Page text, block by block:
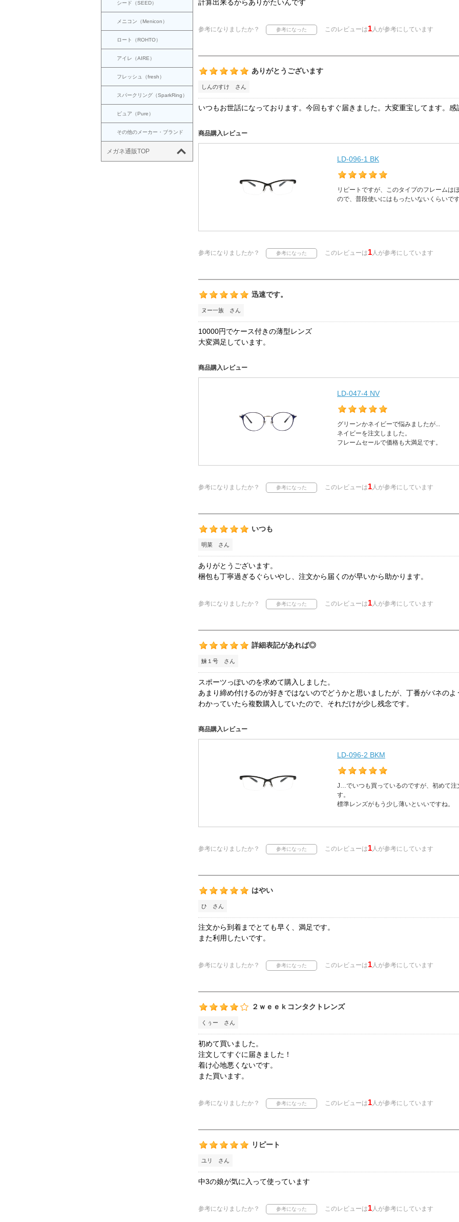
シード（SEED）
メニコン（Menicon）
ロート（ROHTO）
アイレ（AIRE）
フレッシュ（fresh）
スパークリング（SparkRing）
ピュア（Pure）
その他のメーカー・ブランド
メガネ通販TOP
計算出来るからありがたいんです
参考になりましたか？ このレビューは1人が参考にしています
ありがとうございます
しんのすけ さん
いつもお世話になっております。今回もすぐ届きました。大変重宝してます。感
商品購入レビュー
LD-096-1 BK
リピートですが、このタイプのフレームは
ので、普段使いにはもったいないくらいです
参考になりましたか？ このレビューは1人が参考にしています
迅速です。
ヌー一族 さん
10000円でケース付きの薄型レンズ
大変満足しています。
商品購入レビュー
LD-047-4 NV
グリーンかネイビーで悩みましたが...
ネイビーを注文しました。
フレームセールで価格も大満足です。
参考になりましたか？ このレビューは1人が参考にしています
いつも
明菜 さん
ありがとうございます。
梱包も丁寧過ぎるぐらいやし、注文から届くのが早いから助かります。
参考になりましたか？ このレビューは1人が参考にしています
詳細表記があれば◎
鰊１号 さん
スポーツっぽいのを求めて購入しました。
あまり締め付けるのが好きではないのでどうかと思いましたが、丁番がバネのよ
わかっていたら複数購入していたので、それだけが少し残念です。
商品購入レビュー
LD-096-2 BKM
J…でいつも買っているのですが、初めて
す。
標準レンズがもう少し薄いといいですね。
参考になりましたか？ このレビューは1人が参考にしています
はやい
ひ さん
注文から到着までとても早く、満足です。
また利用したいです。
参考になりましたか？ このレビューは1人が参考にしています
２ｗｅｅｋコンタクトレンズ
くぅー さん
初めて買いました。
注文してすぐに届きました！
着け心地悪くないです。
また買います。
参考になりましたか？ このレビューは1人が参考にしています
リピート
ユリ さん
中3の娘が気に入って使っています
参考になりましたか？ このレビューは1人が参考にしています